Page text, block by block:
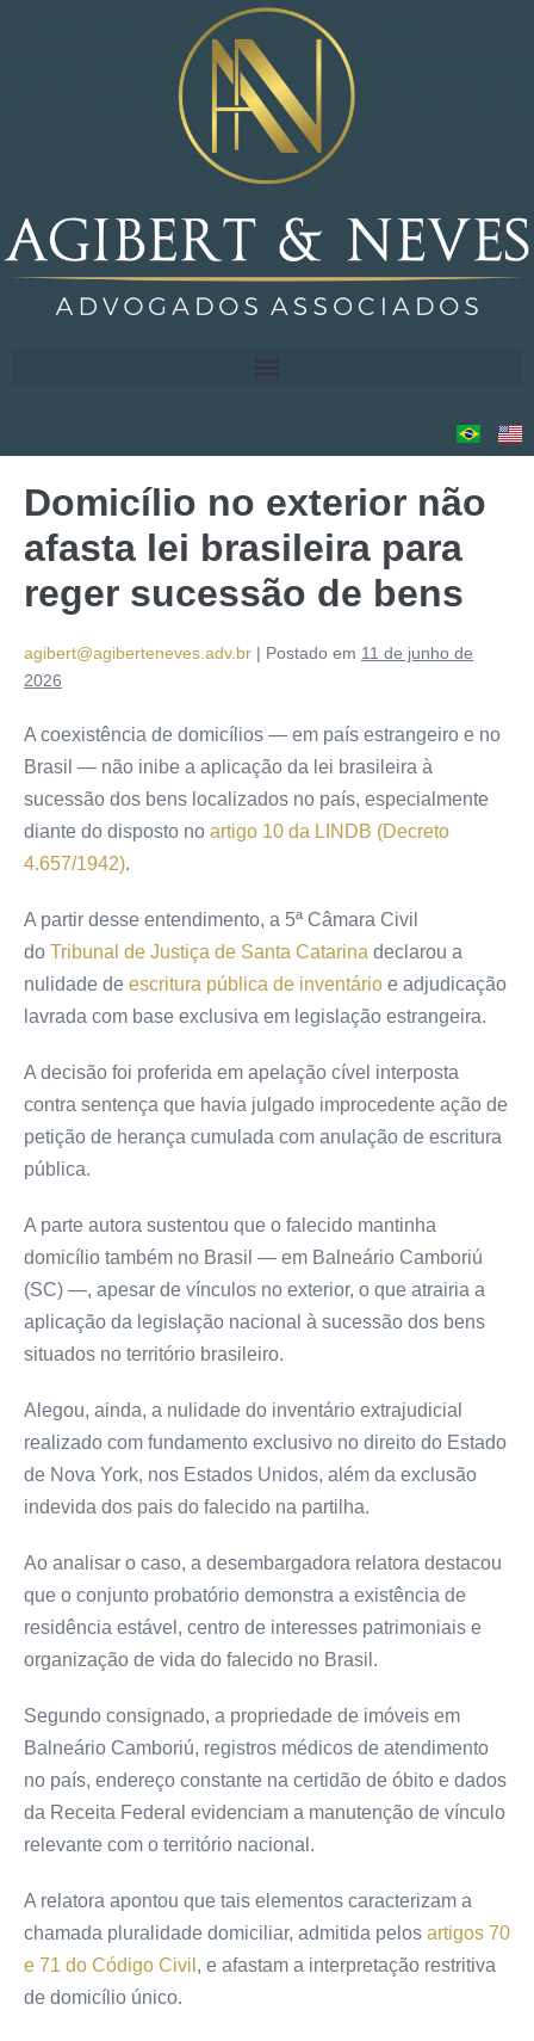
Domicílio no exterior não
afasta lei brasileira para
reger sucessão de bens
agibert@agiberteneves.adv.br | Postado em 11 de junho de
2026
A coexistência de domicílios — em país estrangeiro e no
Brasil — não inibe a aplicação da lei brasileira à
sucessão dos bens localizados no país, especialmente
diante do disposto no artigo 10 da LINDB (Decreto
4.657/1942).
A partir desse entendimento, a 5ª Câmara Civil
do Tribunal de Justiça de Santa Catarina declarou a
nulidade de escritura pública de inventário e adjudicação
lavrada com base exclusiva em legislação estrangeira.
A decisão foi proferida em apelação cível interposta
contra sentença que havia julgado improcedente ação de
petição de herança cumulada com anulação de escritura
pública.
A parte autora sustentou que o falecido mantinha
domicílio também no Brasil — em Balneário Camboriú
(SC) —, apesar de vínculos no exterior, o que atrairia a
aplicação da legislação nacional à sucessão dos bens
situados no território brasileiro.
Alegou, ainda, a nulidade do inventário extrajudicial
realizado com fundamento exclusivo no direito do Estado
de Nova York, nos Estados Unidos, além da exclusão
indevida dos pais do falecido na partilha.
Ao analisar o caso, a desembargadora relatora destacou
que o conjunto probatório demonstra a existência de
residência estável, centro de interesses patrimoniais e
organização de vida do falecido no Brasil.
Segundo consignado, a propriedade de imóveis em
Balneário Camboriú, registros médicos de atendimento
no país, endereço constante na certidão de óbito e dados
da Receita Federal evidenciam a manutenção de vínculo
relevante com o território nacional.
A relatora apontou que tais elementos caracterizam a
chamada pluralidade domiciliar, admitida pelos artigos 70
e 71 do Código Civil , e afastam a interpretação restritiva
de domicílio único.